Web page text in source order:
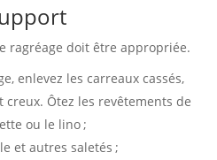
ragréage doit être appropriée.
enlevez les carreaux cassés,
Ôtez les revêtements de
ou le lino ;
et autres saletés ;